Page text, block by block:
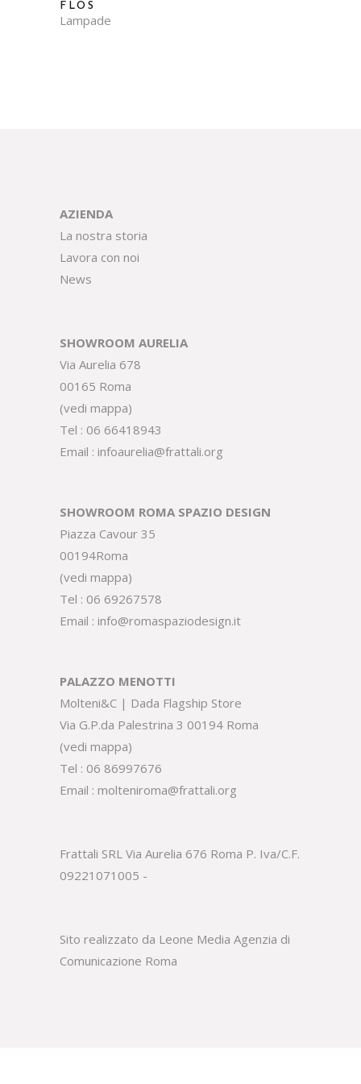
FLOS
Lampade
AZIENDA
La nostra storia
Lavora con noi
News
SHOWROOM AURELIA
Via Aurelia 678
00165 Roma
(vedi mappa)
Tel : 06 66418943
Email : infoaurelia@frattali.org
SHOWROOM ROMA SPAZIO DESIGN
Piazza Cavour 35
00194Roma
(vedi mappa)
Tel : 06 69267578
Email : info@romaspaziodesign.it
PALAZZO MENOTTI
Molteni&C | Dada Flagship Store
Via G.P.da Palestrina 3 00194 Roma
(vedi mappa)
Tel : 06 86997676
Email : molteniroma@frattali.org
Frattali SRL Via Aurelia 676 Roma P. Iva/C.F.
09221071005 -
Sito realizzato da Leone Media Agenzia di
Comunicazione Roma